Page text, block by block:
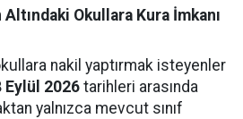
Altındaki Okullara Kura İmkanı
nakil yaptırmak isteyenler
Eylül 2026 tarihleri arasında
yalnızca mevcut sınıf